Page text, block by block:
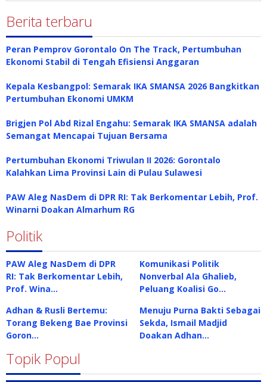
Berita terbaru
Peran Pemprov Gorontalo On The Track, Pertumbuhan
Ekonomi Stabil di Tengah Efisiensi Anggaran
Kepala Kesbangpol: Semarak IKA SMANSA 2026 Bangkitkan
Pertumbuhan Ekonomi UMKM
Brigjen Pol Abd Rizal Engahu: Semarak IKA SMANSA adalah
Semangat Mencapai Tujuan Bersama
Pertumbuhan Ekonomi Triwulan II 2026: Gorontalo
Kalahkan Lima Provinsi Lain di Pulau Sulawesi
PAW Aleg NasDem di DPR RI: Tak Berkomentar Lebih, Prof.
Winarni Doakan Almarhum RG
Politik
PAW Aleg NasDem di DPR
RI: Tak Berkomentar Lebih,
Prof. Wina…
Komunikasi Politik
Nonverbal Ala Ghalieb,
Peluang Koalisi Go…
Adhan & Rusli Bertemu:
Torang Bekeng Bae Provinsi
Goron…
Menuju Purna Bakti Sebagai
Sekda, Ismail Madjid
Doakan Adhan…
Topik Popul